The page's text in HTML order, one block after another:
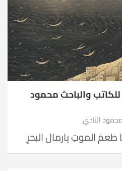
للكاتب والباحث محمود
النادي
طعمَ الموتِ يارمال البحرِ